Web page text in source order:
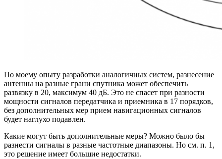
По моему опыту разработки аналогичных систем, разнесение
антенны на разные грани спутника может обеспечить
развязку в 20, максимум 40 дБ. Это не спасет при разности
мощности сигналов передатчика и приемника в 17 порядков,
без дополнительных мер прием навигационных сигналов
будет наглухо подавлен.
Какие могут быть дополнительные меры? Можно было бы
разнести сигналы в разные частотные диапазоны. Но см. п. 1,
это решение имеет большие недостатки.